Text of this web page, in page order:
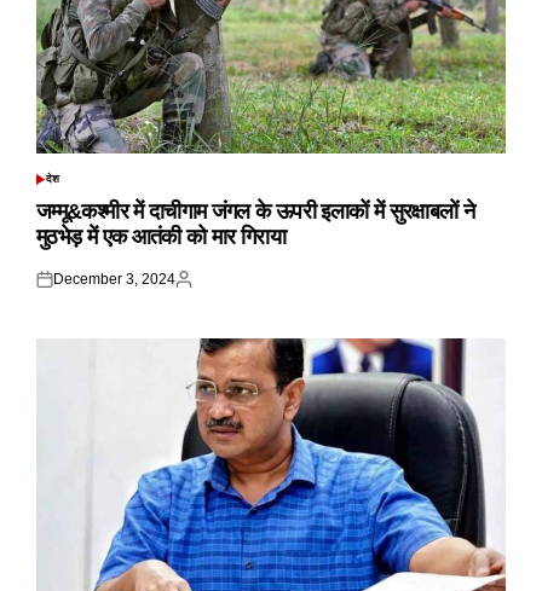
POSTED
देश
जम्मू&कश्मीर में दाचीगाम जंगल के ऊपरी इलाकों में सुरक्षाबलों ने
मुठभेड़ में एक आतंकी को मार गिराया
Posted
December 3, 2024
Posted